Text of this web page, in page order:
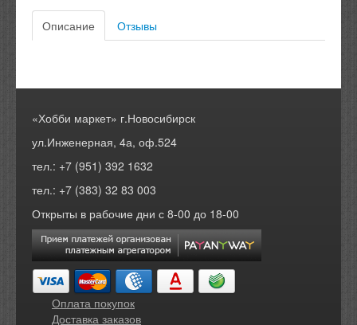
Описание Отзывы
«Хобби маркет» г.Новосибирск
ул.Инженерная, 4а, оф.524
тел.: +7 (951) 392 1632
тел.: +7 (383) 32 83 003
Открыты в рабочие дни с 8-00 до 18-00
Оплата покупок
Доставка заказов